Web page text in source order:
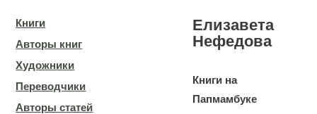
Книги
Авторы книг
Художники
Переводчики
Авторы статей
Елизавета
Нефедова
Книги на
Папмамбуке